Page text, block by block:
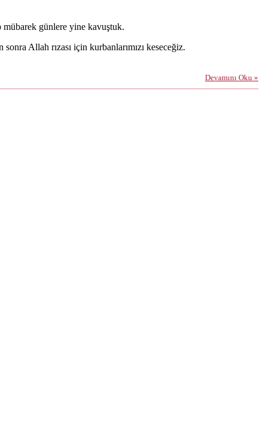
mübarek günlere yine kavuştuk.
Allah rızası için kurbanlarımızı keseceğiz.
Devamını Oku »